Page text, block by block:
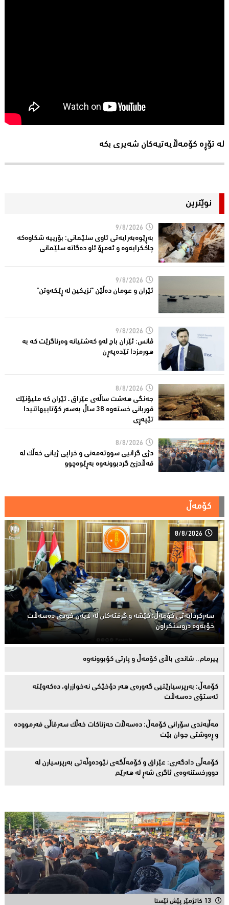
لە تۆڕە کۆمەڵایەتیەکان شەیری بکە
نوێترین
9/8/2026
بەڕێوەبەرایەتى ئاوی سلێمانى: بۆرییە شکاوەکە
چاککرایەوە و ئەمڕۆ ئاو دەگاتە سلێمانى
9/8/2026
ئێران و عومان دەڵێن "نزیکین لە ڕێکەوتن"
9/8/2026
ڤانس: ئێران باج له‌و كه‌شتیانه‌ وه‌رناگرێت كه‌ به‌
هورمزدا تێده‌په‌ڕن
8/8/2026
جەنگی هەشت ساڵەی عێراق ـ ئێران کە ملیۆنێک
قوربانى خستەوە 38 ساڵ بەسەر كۆتاییهاتنیدا
تێپەڕى
8/8/2026
دژی گرانیی سووتەمەنی و خراپی ژیانی خەڵك لە
قەڵادزێ‌ گردبوونەوە بەڕێوەچوو
کۆمەڵ
8/8/2026
سەركردایەتی كۆمەڵ: كێشە و گرفتەكان لە لایەن خودی دەسەڵات
خۆیەوە دروستكراون
پیرمام.. شاندی باڵای كۆمه‌ڵ و پارتی كۆبوونه‌وه‌
كۆمەڵ: بەرپرسیارێتیی گەورەی هەر دۆخێکی نەخوازراو، دەكەوێتە
ئەستۆی دەسەڵات
مەڵبەندى سۆرانى کۆمەڵ: دەسەڵات حەزناکات خەڵک سەرقاڵى فەرموودە
و ڕەوشتى جوان بێت
کۆمەڵى دادگەرى: عێراق و كۆمەڵگەی نێودەوڵەتی بەرپرسیارن لە
دوورخستنەوەى ئاگری شەڕ لە هەرێم
13 کاتژمێر پێش ئێستا